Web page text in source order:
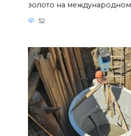
золото на международном
52